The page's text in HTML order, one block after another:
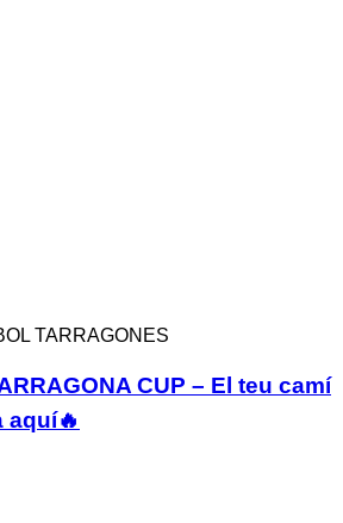
TARRAGONES
CUP – El teu camí
aquí🔥